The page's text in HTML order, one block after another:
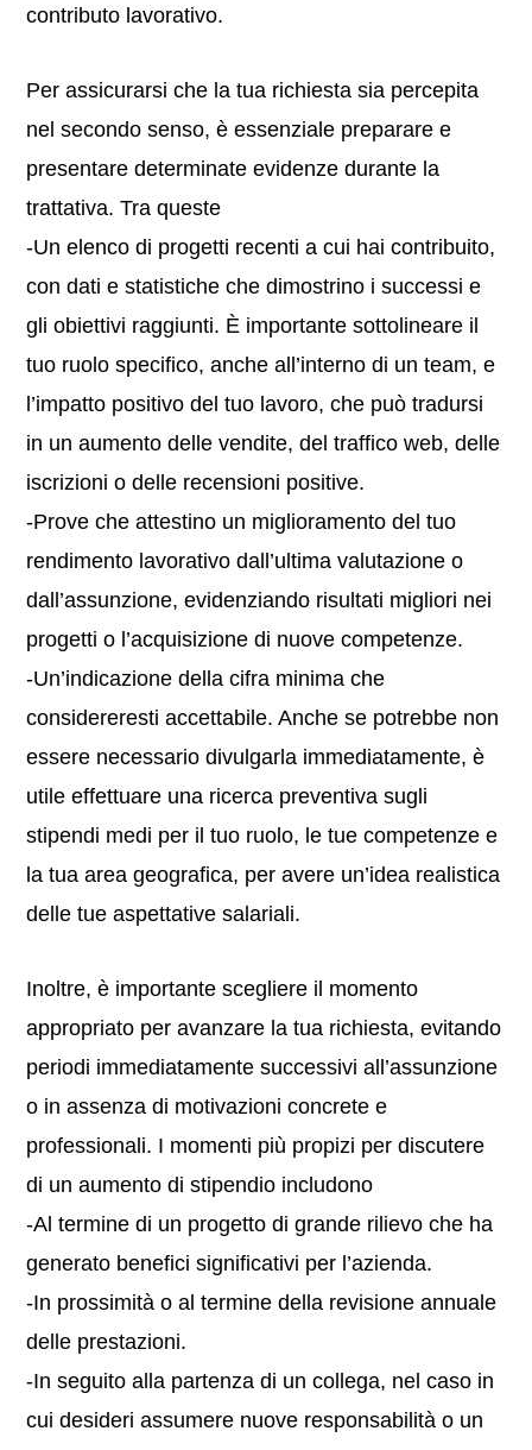
contributo lavorativo.
Per assicurarsi che la tua richiesta sia percepita
nel secondo senso, è essenziale preparare e
presentare determinate evidenze durante la
trattativa. Tra queste
-Un elenco di progetti recenti a cui hai contribuito,
con dati e statistiche che dimostrino i successi e
gli obiettivi raggiunti. È importante sottolineare il
tuo ruolo specifico, anche all’interno di un team, e
l’impatto positivo del tuo lavoro, che può tradursi
in un aumento delle vendite, del traffico web, delle
iscrizioni o delle recensioni positive.
-Prove che attestino un miglioramento del tuo
rendimento lavorativo dall’ultima valutazione o
dall’assunzione, evidenziando risultati migliori nei
progetti o l’acquisizione di nuove competenze.
-Un’indicazione della cifra minima che
considereresti accettabile. Anche se potrebbe non
essere necessario divulgarla immediatamente, è
utile effettuare una ricerca preventiva sugli
stipendi medi per il tuo ruolo, le tue competenze e
la tua area geografica, per avere un’idea realistica
delle tue aspettative salariali.
Inoltre, è importante scegliere il momento
appropriato per avanzare la tua richiesta, evitando
periodi immediatamente successivi all’assunzione
o in assenza di motivazioni concrete e
professionali. I momenti più propizi per discutere
di un aumento di stipendio includono
-Al termine di un progetto di grande rilievo che ha
generato benefici significativi per l’azienda.
-In prossimità o al termine della revisione annuale
delle prestazioni.
-In seguito alla partenza di un collega, nel caso in
cui desideri assumere nuove responsabilità o un